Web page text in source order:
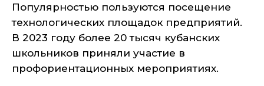
Популярностью пользуются посещение
технологических площадок предприятий.
В 2023 году более 20 тысяч кубанских
школьников приняли участие в
профориентационных мероприятиях.